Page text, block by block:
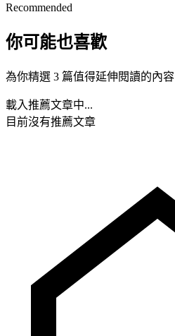
Recommended
你可能也喜歡
為你精選 3 篇值得延伸閱讀的內容
載入推薦文章中...
目前沒有推薦文章